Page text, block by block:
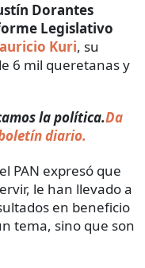
Dorantes
Legislativo
Kuri, su
6 mil queretanas y
la política.Da
diario.
PAN expresó que
le han llevado a
en beneficio
tema, sino que son